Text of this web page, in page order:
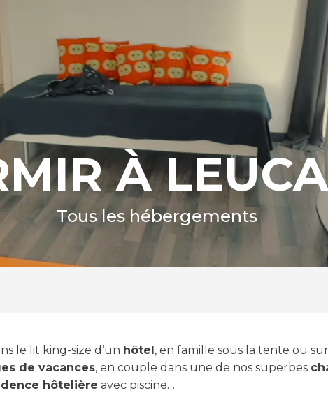
À
Tous les hébergements
le lit king-size d’un hôtel, en famille sous la tente ou
de vacances, en couple dans une de nos superbes
hôtelière avec piscine…